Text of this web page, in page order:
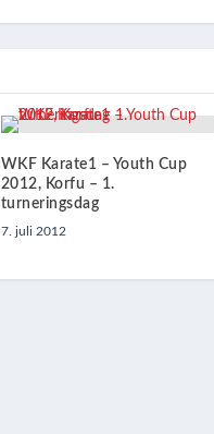
WKF Karate1 – Youth Cup
2012, Korfu – 1.
turneringsdag
7. juli 2012